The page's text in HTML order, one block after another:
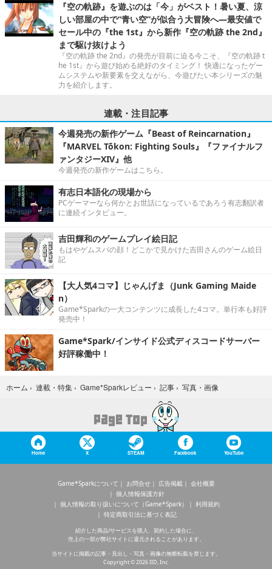
『空の軌跡』を遊ぶのは「今」がベスト！暑い夏、涼
しい部屋の中で“青い空”が似合う大冒険へ―最安値で
セール中の『the 1st』から新作『空の軌跡 the 2nd』
まで駆け抜けよう
『空の軌跡 the 2nd』の発売が目前に迫る今こそ、『空の軌跡 t
he 1st』から遊び始める絶好のタイミング！ 快適になったゲー
ムシステムや新要素を交えながら、今遊びたい本シリーズの魅
力を紹介します。
連載・注目記事
今週発売の新作ゲーム『Beast of Reincarnation』
『MARVEL Tōkon: Fighting Souls』『ファイナルフ
ァンタジーXIV』他
今週発売の新作ゲームはこちら。
有志日本語化の現場から
PCゲーマーなら何かとお世話になっているであろう有志翻訳者
に連続インタビュー。
吉田輝和のゲームプレイ絵日記
もはやゲムスパの顔！どこかで見かけた吉田さんのゲーム絵日
記
【大人気4コマ】じゃんげま（Junk Gaming Maide
n）
Game*Sparkの一大コンテンツに成長した4コマ。単行本も好評
発売中！
Game*Spark/インサイド公式ディスコードサーバー
好評稼働中！
ホーム › 連載・特集 › Game*Sparkレビュー › 記事 › 写真・画像
Home X STEAM Facebook YouTube
Game*Sparkについて お問合せ 広告掲載
会社概要
個人情報保護方針
個人情報の取り扱いについて（Game*Spark）
利用規約
特定商取引法に基づく表記
紹介した商品/サービスを購入、契約した場合に、
売上の一部が弊社サイトに還元されることがあります。
当サイトに掲載の記事・見出し・写真・画像の無断転載を禁じます。
Copyright © 2026 IID, Inc.